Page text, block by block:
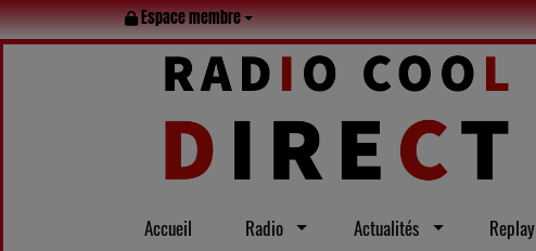
Espace membre
Accueil Radio Actualités Replay